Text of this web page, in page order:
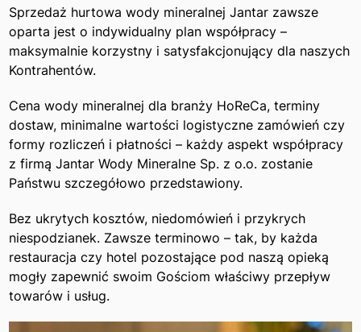
Sprzedaż hurtowa wody mineralnej Jantar zawsze
oparta jest o indywidualny plan współpracy –
maksymalnie korzystny i satysfakcjonujący dla naszych
Kontrahentów.
Cena wody mineralnej dla branży HoReCa, terminy
dostaw, minimalne wartości logistyczne zamówień czy
formy rozliczeń i płatności – każdy aspekt współpracy
z firmą Jantar Wody Mineralne Sp. z o.o. zostanie
Państwu szczegółowo przedstawiony.
Bez ukrytych kosztów, niedomówień i przykrych
niespodzianek. Zawsze terminowo – tak, by każda
restauracja czy hotel pozostające pod naszą opieką
mogły zapewnić swoim Gościom właściwy przepływ
towarów i usług.